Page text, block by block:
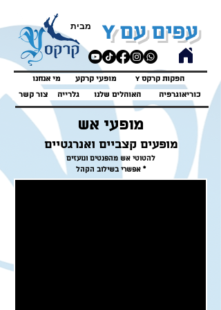
מבית עפים עםY
Y הפקות קרקס מי אנחנו
מופעי קרקע
האוהלים שלנו
גלרייה צור קשר כוריאוגרפיה
מופעי אש
מופעים קצביים ואנרגטיים
להטוטי אש מהפנטים ונועזים
* אפשרי בשילוב הקהל